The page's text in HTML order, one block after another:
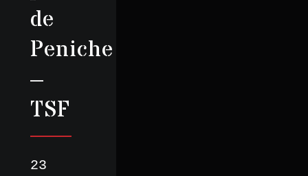
de
Peniche
–
TSF
23